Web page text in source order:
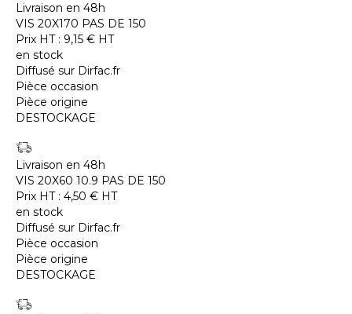
Livraison en 48h
VIS 20X170 PAS DE 150
Prix HT : 9,15 € HT
en stock
Diffusé sur Dirfac.fr
Pièce occasion
Pièce origine
DESTOCKAGE
Livraison en 48h
VIS 20X60 10.9 PAS DE 150
Prix HT : 4,50 € HT
en stock
Diffusé sur Dirfac.fr
Pièce occasion
Pièce origine
DESTOCKAGE